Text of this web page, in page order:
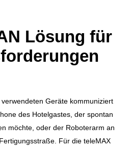
Lösung für
Geräte kommuniziert
des Hotelgastes, der spontan
möchte, oder der Roboterarm an
Für die teleMAX